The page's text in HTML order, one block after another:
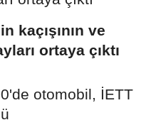
kaçışının ve
ortaya çıktı